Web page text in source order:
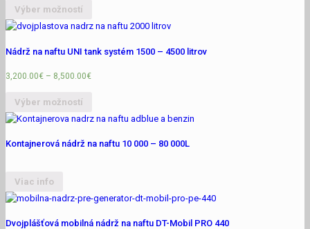
Výber možností
Nádrž na naftu UNI tank systém 1500 – 4500 litrov
3,200.00€ – 8,500.00€
Výber možností
Kontajnerová nádrž na naftu 10 000 – 80 000L
Viac info
Dvojplášťová mobilná nádrž na naftu DT-Mobil PRO 440